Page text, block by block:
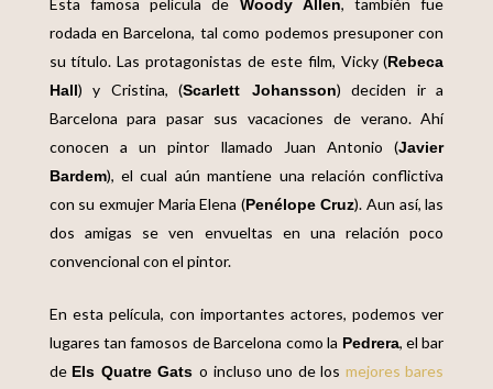
Esta famosa película de Woody Allen, también fue
rodada en Barcelona, tal como podemos presuponer con
su título. Las protagonistas de este film, Vicky (Rebeca
Hall) y Cristina, (Scarlett Johansson) deciden ir a
Barcelona para pasar sus vacaciones de verano. Ahí
conocen a un pintor llamado Juan Antonio (Javier
Bardem), el cual aún mantiene una relación conflictiva
con su exmujer Maria Elena (Penélope Cruz). Aun así, las
dos amigas se ven envueltas en una relación poco
convencional con el pintor.
En esta película, con importantes actores, podemos ver
lugares tan famosos de Barcelona como la Pedrera, el bar
de Els Quatre Gats o incluso uno de los mejores bares